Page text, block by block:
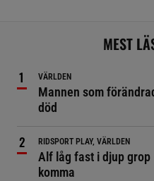
MEST
VÄRLDEN
Mannen som
död
RIDSPORT PLAY, VÄRLDEN
Alf låg fast i djup
komma